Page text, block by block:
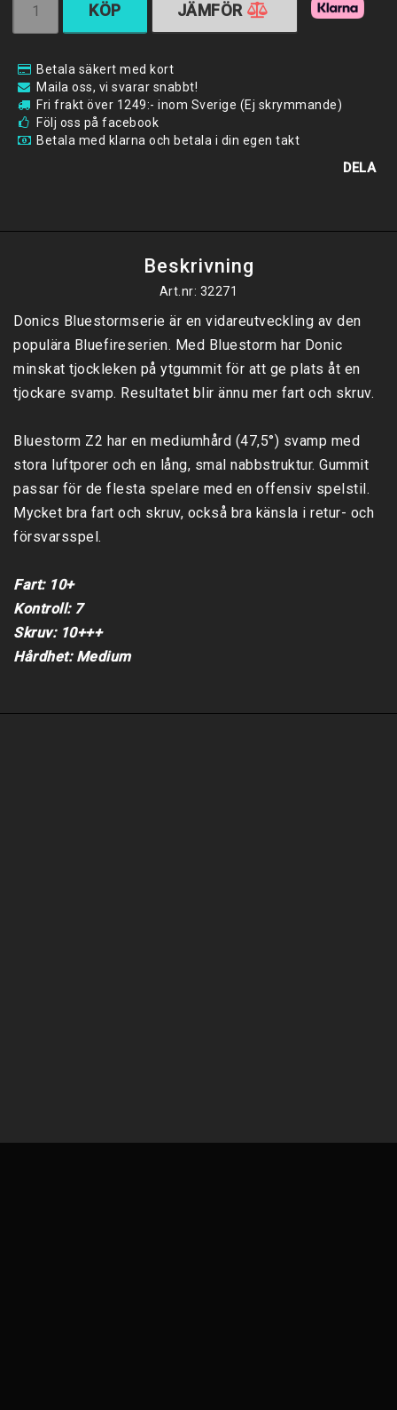
KÖP JÄMFÖR
Betala säkert med kort
Maila oss, vi svarar snabbt!
Fri frakt över 1249:- inom Sverige (Ej skrymmande)
Följ oss på facebook
Betala med klarna och betala i din egen takt
DELA
Beskrivning
Art.nr: 32271
Donics Bluestormserie är en vidareutveckling av den
populära Bluefireserien. Med Bluestorm har Donic
minskat tjockleken på ytgummit för att ge plats åt en
tjockare svamp. Resultatet blir ännu mer fart och skruv.
Bluestorm Z2 har en mediumhård (47,5°) svamp med
stora luftporer och en lång, smal nabbstruktur. Gummit
passar för de flesta spelare med en offensiv spelstil.
Mycket bra fart och skruv, också bra känsla i retur- och
försvarsspel.
Fart: 10+
Kontroll: 7
Skruv: 10+++
Hårdhet: Medium